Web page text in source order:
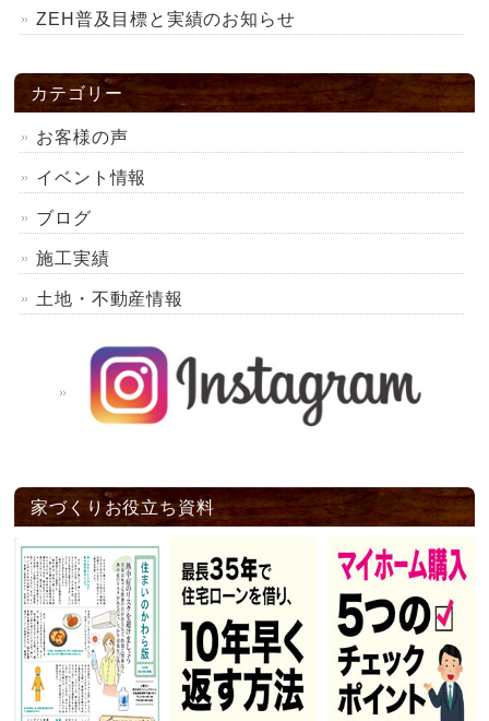
ZEH普及目標と実績のお知らせ
カテゴリー
お客様の声
イベント情報
ブログ
施工実績
土地・不動産情報
家づくりお役立ち資料